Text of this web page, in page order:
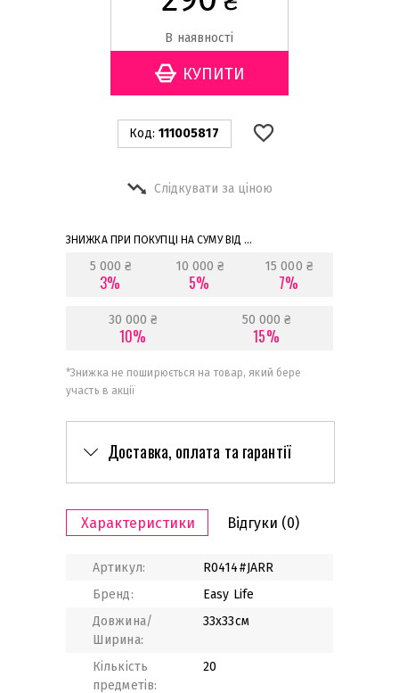
В наявності
Код: 111005817
Слідкувати за ціною
ЗНИЖКА ПРИ ПОКУПЦІ НА СУМУ ВІД ...
5 000 ₴
3%
10 000 ₴
5%
15 000 ₴
7%
30 000 ₴
10%
50 000 ₴
15%
*Знижка не поширюється на товар, який бере
участь в акції
Доставка, оплата та гарантії
Характеристики Відгуки (0)
Артикул:
R0414#JARR
Бренд:
Easy Life
Довжина/
Ширина:
33x33см
Кількість
предметів:
20